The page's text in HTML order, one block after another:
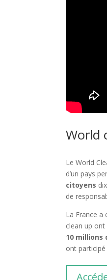
World
Le World
d’un pays
citoyens
de
La France a
clean up
10
ont